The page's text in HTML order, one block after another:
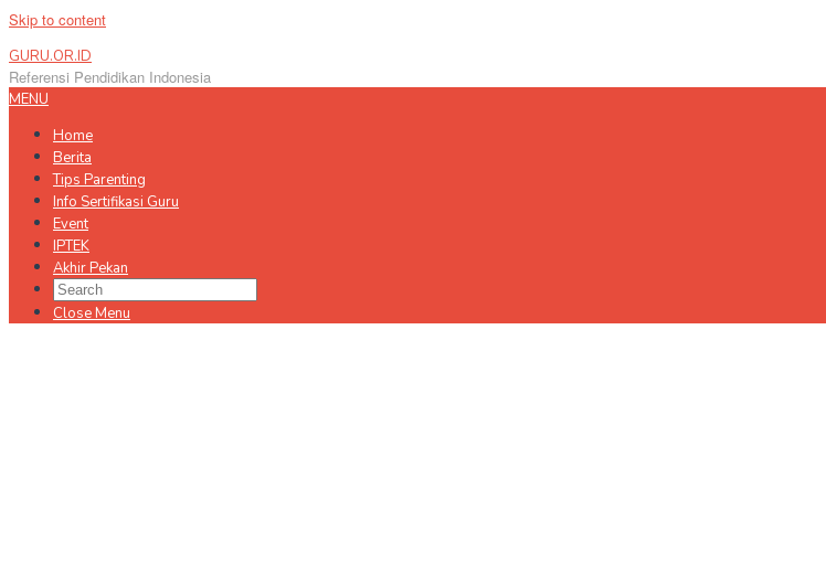
Skip to content
GURU.OR.ID
Referensi Pendidikan Indonesia
MENU
Home
Berita
Tips Parenting
Info Sertifikasi Guru
Event
IPTEK
Akhir Pekan
Close Menu